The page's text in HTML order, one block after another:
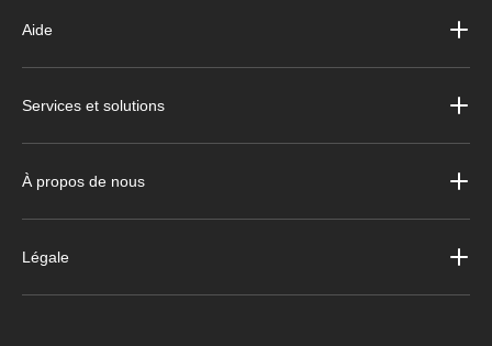
Aide
Services et solutions
À propos de nous
Légale